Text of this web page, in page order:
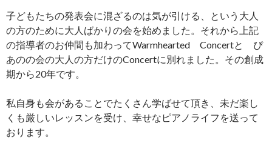
子どもたちの発表会に混ざるのは気が引ける、という大人
の方のために大人ばかりの会を始めました。それから上記
の指導者のお仲間も加わってWarmhearted Concertと ぴ
あのの会の大人の方だけのConcertに別れました。その創成
期から20年です。
私自身も会があることでたくさん学ばせて頂き、未だ楽し
くも厳しいレッスンを受け、幸せなピアノライフを送って
おります。